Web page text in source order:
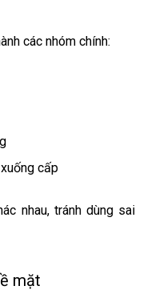
các nhóm chính:
cấp
nhau, tránh dùng sai
mặt